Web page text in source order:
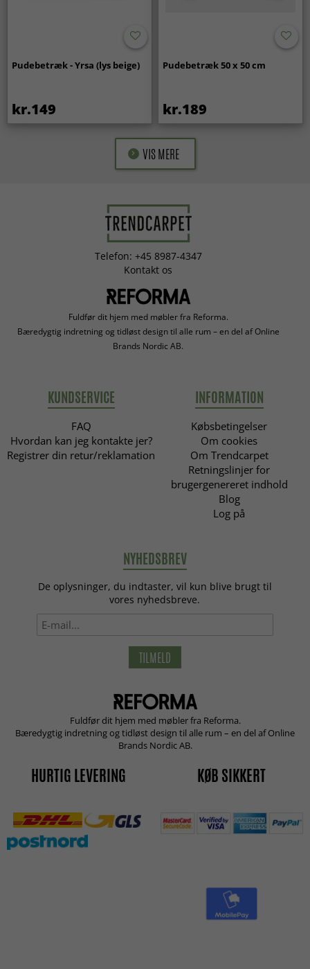
Pudebetræk - Yrsa (lys beige)
kr.149
Pudebetræk 50 x 50 cm
kr.189
VIS MERE
Telefon: +45 8987-4347
Kontakt os
Fuldfør dit hjem med møbler fra Reforma.
Bæredygtig indretning og tidløst design til alle rum – en del af Online
Brands Nordic AB.
KUNDSERVICE
FAQ
Hvordan kan jeg kontakte jer?
Registrer din retur/reklamation
INFORMATION
Købsbetingelser
Om cookies
Om Trendcarpet
Retningslinjer for
brugergenereret indhold
Blog
Log på
NYHEDSBREV
De oplysninger, du indtaster, vil kun blive brugt til
vores nyhedsbreve.
TILMELD
Fuldfør dit hjem med møbler fra Reforma.
Bæredygtig indretning og tidløst design til alle rum – en del af Online
Brands Nordic AB.
HURTIG LEVERING KØB SIKKERT